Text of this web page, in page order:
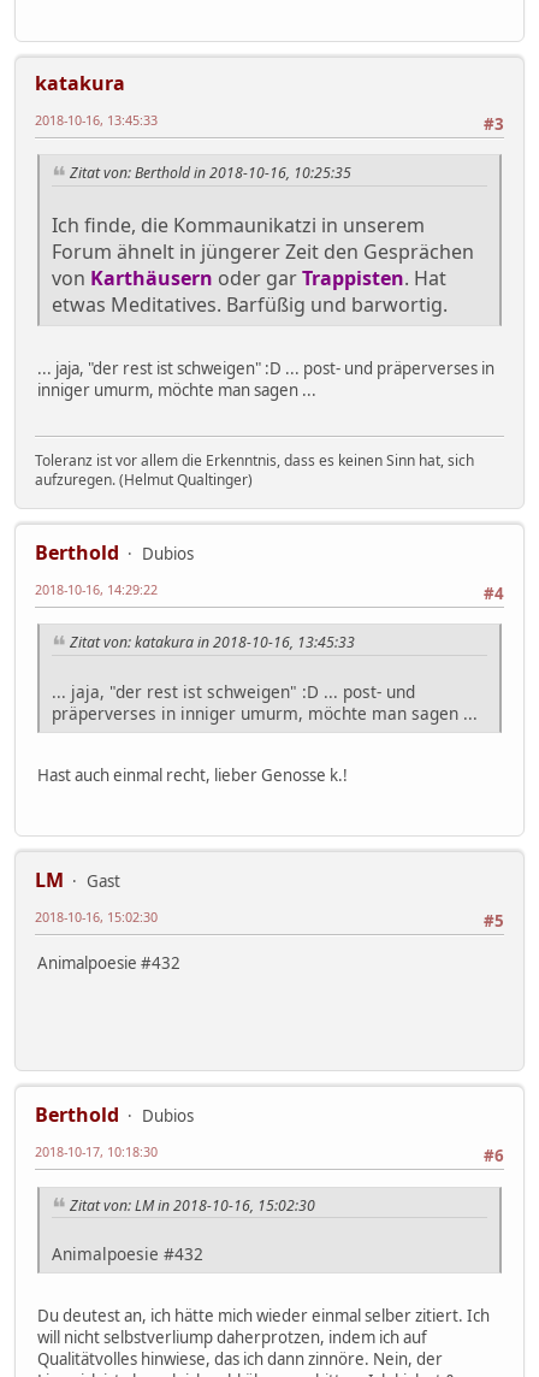
katakura
#3
2018-10-16, 13:45:33
Zitat von: Berthold in 2018-10-16, 10:25:35
Ich finde, die Kommaunikatzi in unserem
Forum ähnelt in jüngerer Zeit den Gesprächen
von Karthäusern oder garTrappisten. Hat
etwas Meditatives. Barfüßig und barwortig.
... jaja, "der rest ist schweigen" :D ... post- und präperverses in
inniger umurm, möchte man sagen ...
Toleranz ist vor allem die Erkenntnis, dass es keinen Sinn hat, sich
aufzuregen. (Helmut Qualtinger)
Berthold
Dubios
#4
2018-10-16, 14:29:22
Zitat von: katakura in 2018-10-16, 13:45:33
... jaja, "der rest ist schweigen" :D ... post- und
präperverses in inniger umurm, möchte man sagen ...
Hast auch einmal recht, lieber Genosse k.!
LM
Gast
#5
2018-10-16, 15:02:30
Animalpoesie #432
Berthold
Dubios
#6
2018-10-17, 10:18:30
Zitat von: LM in 2018-10-16, 15:02:30
Animalpoesie #432
Du deutest an, ich hätte mich wieder einmal selber zitiert. Ich
will nicht selbstverliump daherprotzen, indem ich auf
Qualitätvolles hinwiese, das ich dann zinnöre. Nein, der